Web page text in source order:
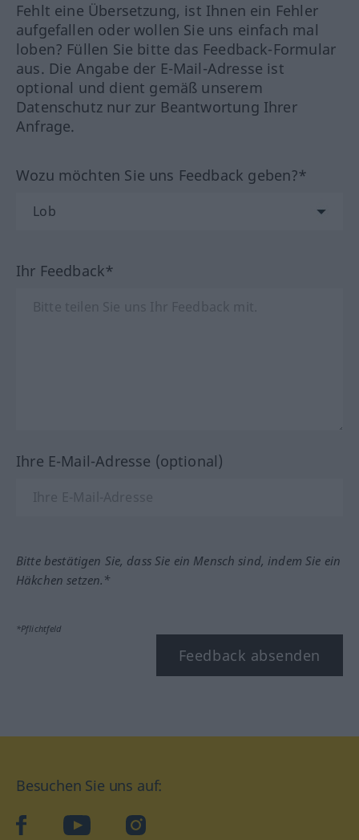
Fehlt eine Übersetzung, ist Ihnen ein Fehler
aufgefallen oder wollen Sie uns einfach mal
loben? Füllen Sie bitte das Feedback-Formular
aus. Die Angabe der E-Mail-Adresse ist
optional und dient gemäß unserem
Datenschutz nur zur Beantwortung Ihrer
Anfrage.
Wozu möchten Sie uns Feedback geben?*
Ihr Feedback*
Ihre E-Mail-Adresse (optional)
Bitte bestätigen Sie, dass Sie ein Mensch sind, indem Sie ein
Häkchen setzen.*
*Pflichtfeld
Feedback absenden
Besuchen Sie uns auf:
facebookYouTube Instagram